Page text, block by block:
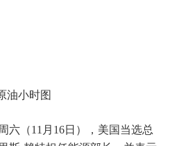
油小时图
六（11月16日），美国当选总